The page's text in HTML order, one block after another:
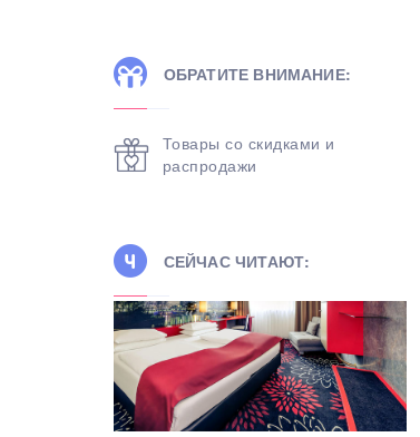
ОБРАТИТЕ ВНИМАНИЕ:
Товары со скидками и
распродажи
СЕЙЧАС ЧИТАЮТ: